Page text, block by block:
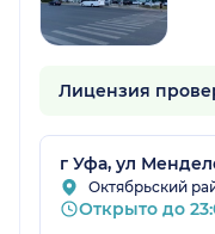
Лицензия
г Уфа, ул
Октябрьский
Открыто до